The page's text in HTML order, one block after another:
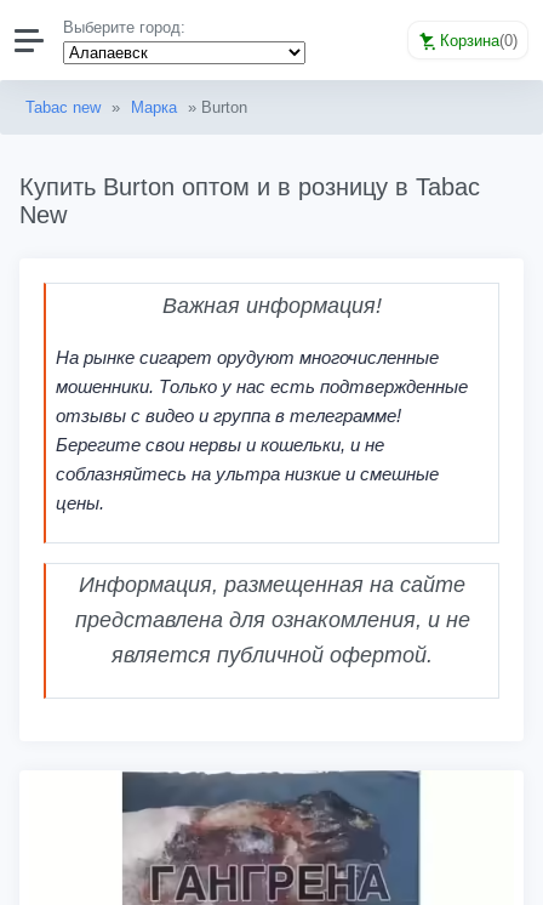
Выберите город:
Корзина(0)
Tabac new » Марка » Burton
Купить Burton оптом и в розницу в Tabac
New
Важная информация!
На рынке сигарет орудуют многочисленные
мошенники. Только у нас есть подтвержденные
отзывы с видео и группа в телеграмме!
Берегите свои нервы и кошельки, и не
соблазняйтесь на ультра низкие и смешные
цены.
Информация, размещенная на сайте
представлена для ознакомления, и не
является публичной офертой.